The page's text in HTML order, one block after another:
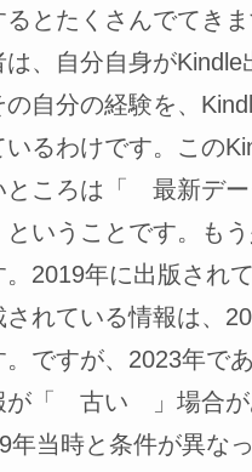
るとたくさんでてき
は、自分自身がKindle
の自分の経験を、
いるわけです。この
ところは「 最新デー
いうことです。もう
。2019年に出版され
されている情報は、
ですが、2023年で
が「 古い 」場合が
年当時と条件が異な